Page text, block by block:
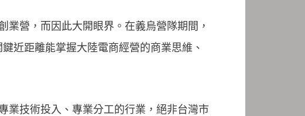
營，而因此大開眼界。在義烏營隊期間，
近距離能掌握大陸電商經營的商業思維、
業技術投入、專業分工的行業，絕非台灣市